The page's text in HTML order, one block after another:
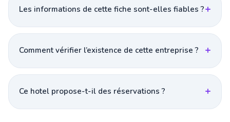
Les informations de cette fiche sont-elles fiables ?
Comment vérifier l’existence de cette entreprise ?
Ce hotel propose-t-il des réservations ?